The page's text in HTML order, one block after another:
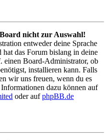
nicht zur Auswahl!
entweder deine Sprache
das Forum bislang in deine
einen Board-Administrator, ob
installieren kann. Falls
wir uns freuen, wenn du es
dazu können auf
oder aufphpBB.de